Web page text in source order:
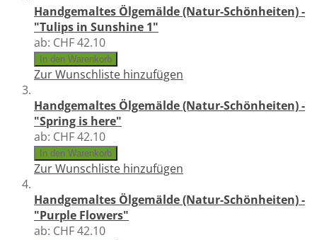
Handgemaltes Ölgemälde (Natur-Schönheiten) -
"Tulips in Sunshine 1"
ab: CHF 42.10
In den Warenkorb
Zur Wunschliste hinzufügen
Handgemaltes Ölgemälde (Natur-Schönheiten) -
"Spring is here"
ab: CHF 42.10
In den Warenkorb
Zur Wunschliste hinzufügen
Handgemaltes Ölgemälde (Natur-Schönheiten) -
"Purple Flowers"
ab: CHF 42.10